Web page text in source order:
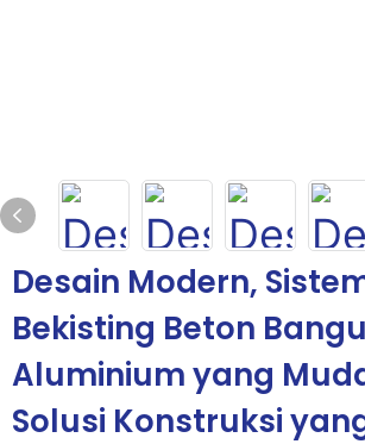
Desain Modern,
Bekisting Beton
Aluminium yang
Solusi Konstruksi